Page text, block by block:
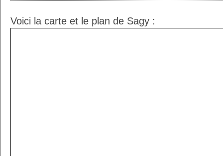
Voici la carte et le plan de Sagy :